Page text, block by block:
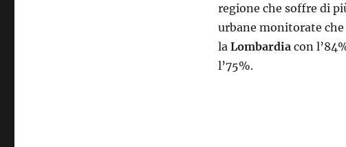
regione che soffre di
urbane monitorate
la Lombardiacon
l’75%.